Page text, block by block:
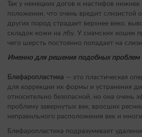
Так у немецких догов и мастифов
положении, что очень вредит слизистой
других пород страдает верхнее веко,
складок кожи на лбу. У сиамских кошек
чего шерсть постоянно попадает на
Именно для решения подобных проблем
Блефаропластика — это пластическая
для коррекции их формы и устранения
относительно безопасной, но она очень
проблему завернутых век, вросших
неправильного расположения век и
Блефаропластика подразумевает